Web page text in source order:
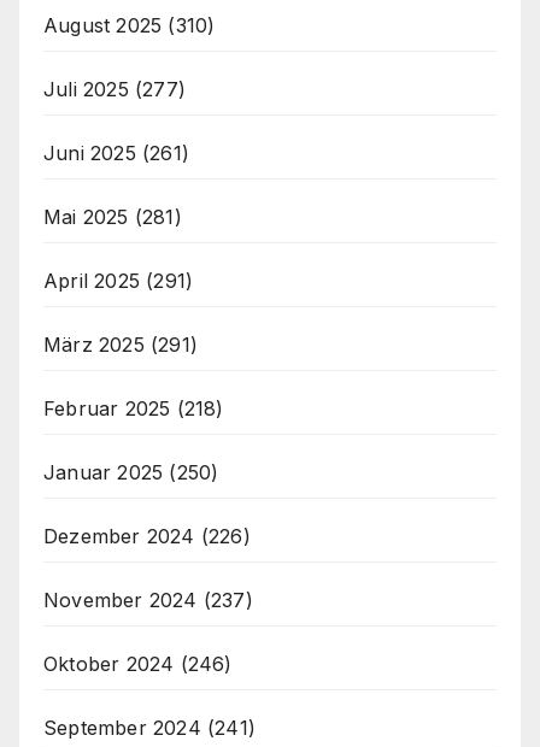
August 2025 (310)
Juli 2025 (277)
Juni 2025 (261)
Mai 2025 (281)
April 2025 (291)
März 2025 (291)
Februar 2025 (218)
Januar 2025 (250)
Dezember 2024 (226)
November 2024 (237)
Oktober 2024 (246)
September 2024 (241)